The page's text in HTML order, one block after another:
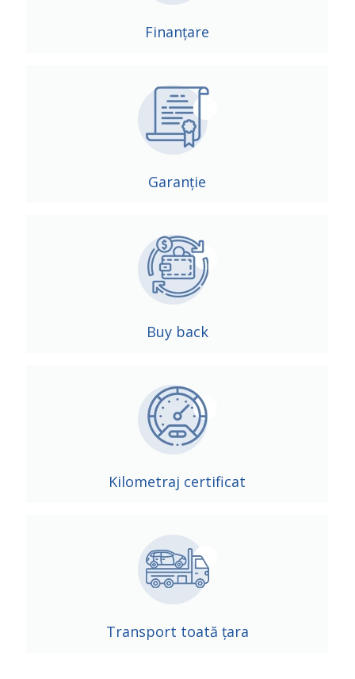
Finanțare
Garanție
Buy back
Kilometraj certificat
Transport toată țara